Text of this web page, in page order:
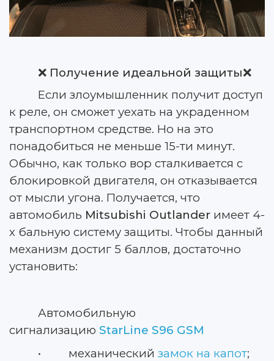
❌ Получение идеальной защиты❌
Если злоумышленник получит доступ
к реле, он сможет уехать на украденном
транспортном средстве. Но на это
понадобиться не меньше 15-ти минут.
Обычно, как только вор сталкивается с
блокировкой двигателя, он отказывается
от мысли угона. Получается, что
автомобиль Mitsubishi Outlander имеет 4-
х бальную систему защиты. Чтобы данный
механизм достиг 5 баллов, достаточно
установить:
Автомобильную
сигнализацию StarLine S96 GSM
• механическийзамок на капот;